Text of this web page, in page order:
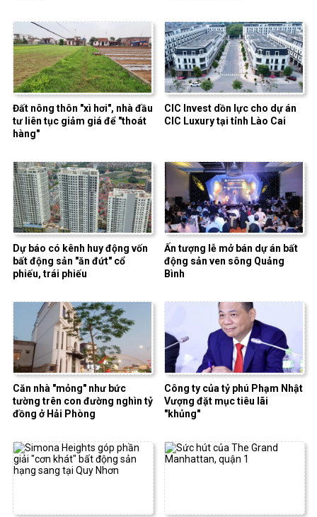
Đất nông thôn "xì hơi", nhà đầu
tư liên tục giảm giá để "thoát
hàng"
CIC Invest dồn lực cho dự án
CIC Luxury tại tỉnh Lào Cai
Dự báo có kênh huy động vốn
bất động sản "ăn đứt" cổ
phiếu, trái phiếu
Ấn tượng lễ mở bán dự án bất
động sản ven sông Quảng
Bình
Căn nhà "mỏng" như bức
tường trên con đường nghìn tỷ
đồng ở Hải Phòng
Công ty của tỷ phú Phạm Nhật
Vượng đặt mục tiêu lãi
"khủng"